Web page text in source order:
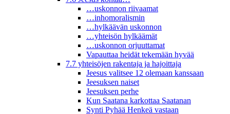
…uskonnon riivaamat
…inhomoralismin
…hylkäävän uskonnon
…yhteisön hylkäämät
…uskonnon orjuuttamat
Vapauttaa heidät tekemään hyvää
7.7 yhteisöjen rakentaja ja hajoittaja
Jeesus valitsee 12 olemaan kanssaan
Jeesuksen naiset
Jeesuksen perhe
Kun Saatana karkottaa Saatanan
Synti Pyhää Henkeä vastaan